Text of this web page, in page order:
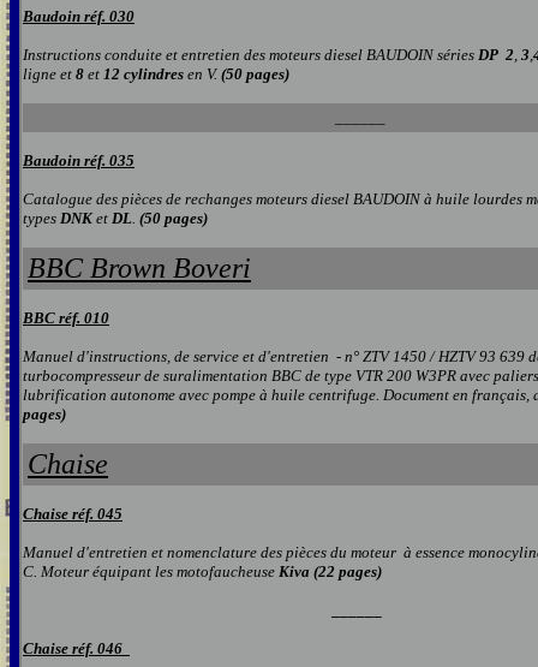
Baudoin réf. 030
Instructions conduite et entretien des moteurs diesel BAUDOIN séries DP 2, 3,
ligne et 8 et 12 cylindres en V. (50 pages)
Baudoin réf. 035
Catalogue des pièces de rechanges moteurs diesel BAUDOIN à huile lourdes
types DNKet DL. (50 pages)
BBC Brown Boveri
BBC réf. 010
Manuel d'instructions, de service et d'entretien - n° ZTV 1450 / HZTV 93 639
turbocompresseur de suralimentation BBC de type VTR 200 W3PR avec
lubrification autonome avec pompe à huile centrifuge. Document en
pages)
Chaise
Chaise réf. 045
Manuel d'entretien et nomenclature des pièces du moteur à essence
C. Moteur équipant les motofaucheuse Kiva (22 pages)
Chaise réf. 046